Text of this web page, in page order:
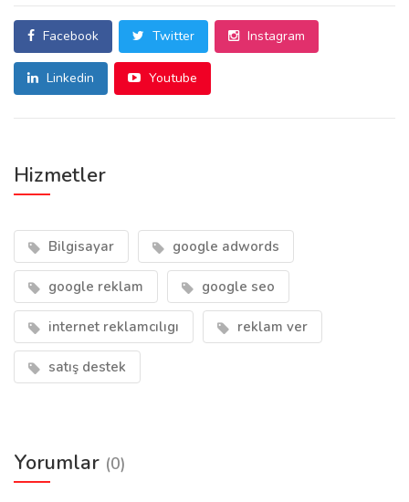
Facebook Twitter Instagram
Linkedin Youtube
Hizmetler
Bilgisayar google adwords
google reklam google seo
internet reklamcılıgı reklam ver
satış destek
Yorumlar (0)